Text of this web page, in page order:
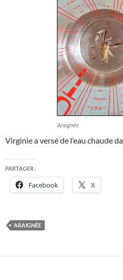
Araignée
Virginie a versé de l’eau chaude
PARTAGER :
Facebook X
ARAIGNÉE